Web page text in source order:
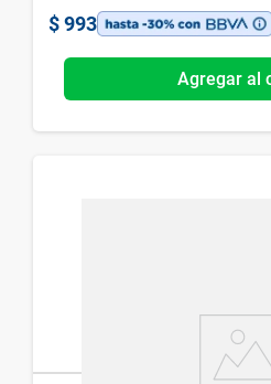
$ 993
Agregar al